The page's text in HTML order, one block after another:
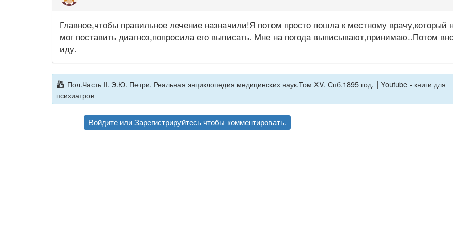
Главное,чтобы правильное лечение назначили!Я потом просто пошла к местному врачу,который
мог поставить диагноз,попросила его выписать. Мне на погода выписывают,принимаю..Потом
иду.
Пол.Часть II. Э.Ю. Петри. Реальная энциклопедия медицинских наук.Том XV. Спб,1895 год. | Youtube - книги для
психиатров
Войдите илиЗарегистрируйтесь чтобы комментировать.